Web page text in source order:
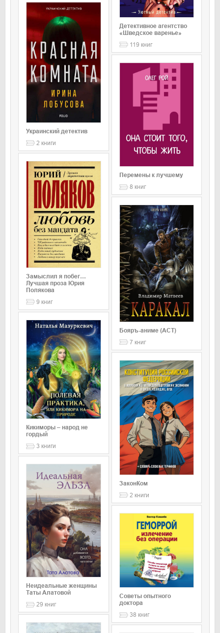
Украинский детектив
2 книги
Замыслил я побег…
Лучшая проза Юрия
Полякова
9 книг
Кикиморы – народ не
гордый
3 книги
Неидеальные женщины
Таты Алатовой
29 книг
Детективное агентство
«Шведское варенье»
119 книг
Перемены к лучшему
8 книг
Бояръ-аниме (АСТ)
7 книг
ЗаконКом
2 книги
Советы опытного
доктора
38 книг